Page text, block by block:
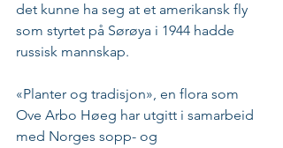
det kunne ha seg at et amerikansk fly
som styrtet på Sørøya i 1944 hadde
russisk mannskap.
«Planter og tradisjon», en flora som
Ove Arbo Høeg har utgitt i samarbeid
med Norges sopp- og